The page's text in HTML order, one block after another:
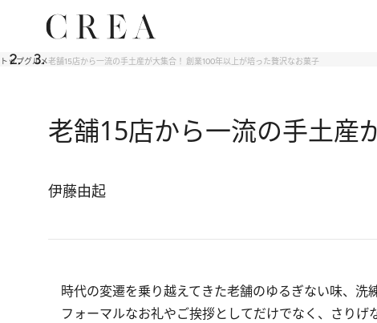
トップグルメ老舗15店から一流の手土産が大集合！ 創業100年以上が培った贅沢なお菓子
老舗15店から一流の手土産
伊藤由起
時代の変遷を乗り越えてきた老舗のゆるぎない味、洗
フォーマルなお礼やご挨拶としてだけでなく、さりげ